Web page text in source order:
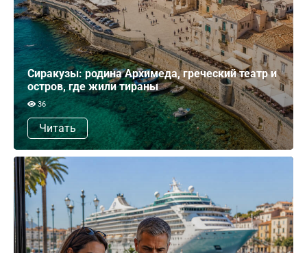
Сиракузы: родина Архимеда, греческий театр и
остров, где жили тираны
36
Читать